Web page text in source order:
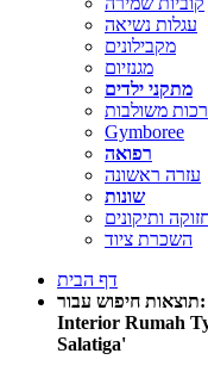
עגלות נשיאה
מקבילונים
מגנזיום
מתקני ילדים
משולבות
Gymboree
רפואה
עזרה ראשונה
שונות
ותיקונים
השכרת ציוד
דף הבית
תוצאות חיפוש עבור: 'WA 0859 3970 0884 Biaya Pemborong
Interior Rumah
Salatiga'